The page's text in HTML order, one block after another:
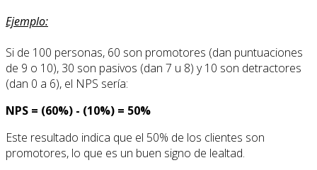
Ejemplo:
Si de 100 personas, 60 son promotores (dan puntuaciones
de 9 o 10), 30 son pasivos (dan 7 u 8) y 10 son detractores
(dan 0 a 6), el NPS sería:
NPS = (60%) - (10%) = 50%
Este resultado indica que el 50% de los clientes son
promotores, lo que es un buen signo de lealtad.